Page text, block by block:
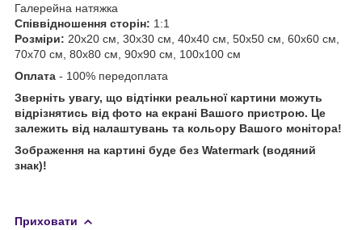
Галерейна натяжка
Співвідношення сторін: 1:1
Розміри: 20х20 см, 30х30 см, 40х40 см, 50х50 см, 60х60 см,
70х70 см, 80х80 см, 90х90 см, 100х100 см
Оплата - 100% передоплата
Зверніть увагу, що відтінки реальної картини можуть
відрізнятись від фото на екрані Вашого пристрою. Це
залежить від налаштувань та кольору Вашого монітора!
Зображення на картині буде без Watermark (водяний
знак)!
Приховати